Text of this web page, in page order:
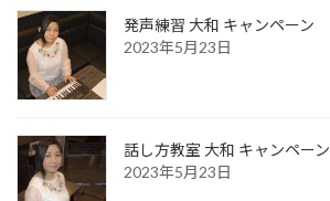
発声練習 大和 キャンペーン
2023年5月23日
話し方教室 大和 キャンペーン
2023年5月23日